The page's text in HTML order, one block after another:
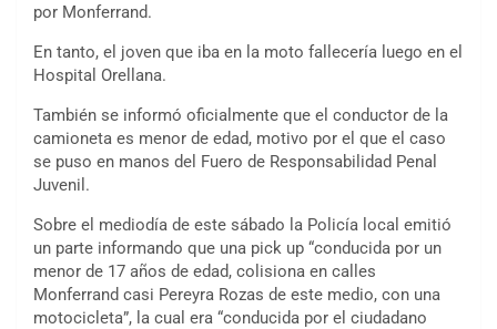
por Monferrand.
En tanto, el joven que iba en la moto fallecería luego en el
Hospital Orellana.
También se informó oficialmente que el conductor de la
camioneta es menor de edad, motivo por el que el caso
se puso en manos del Fuero de Responsabilidad Penal
Juvenil.
Sobre el mediodía de este sábado la Policía local emitió
un parte informando que una pick up “conducida por un
menor de 17 años de edad, colisiona en calles
Monferrand casi Pereyra Rozas de este medio, con una
motocicleta”, la cual era “conducida por el ciudadano